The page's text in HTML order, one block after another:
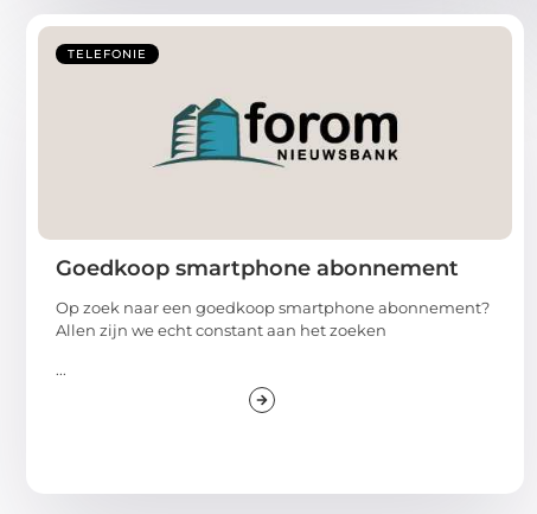
TELEFONIE
Goedkoop smartphone abonnement
Op zoek naar een goedkoop smartphone abonnement?
Allen zijn we echt constant aan het zoeken
...